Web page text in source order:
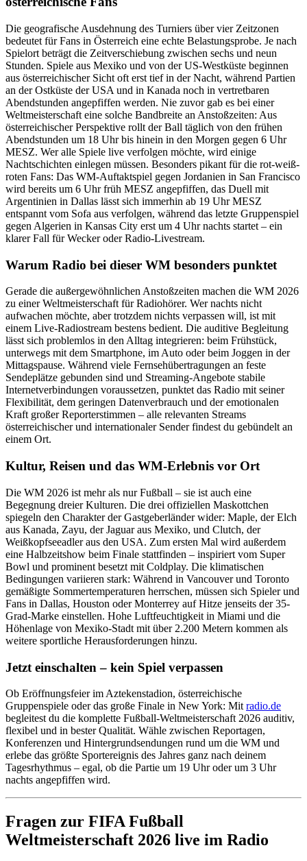
Die geografische Ausdehnung des Turniers über vier Zeitzonen
bedeutet für Fans in Österreich eine echte Belastungsprobe. Je nach
Spielort beträgt die Zeitverschiebung zwischen sechs und neun
Stunden. Spiele aus Mexiko und von der US-Westküste beginnen
aus österreichischer Sicht oft erst tief in der Nacht, während Partien
an der Ostküste der USA und in Kanada noch in vertretbaren
Abendstunden angepfiffen werden. Nie zuvor gab es bei einer
Weltmeisterschaft eine solche Bandbreite an Anstoßzeiten: Aus
österreichischer Perspektive rollt der Ball täglich von den frühen
Abendstunden um 18 Uhr bis hinein in den Morgen gegen 6 Uhr
MESZ. Wer alle Spiele live verfolgen möchte, wird einige
Nachtschichten einlegen müssen. Besonders pikant für die rot-weiß-
roten Fans: Das WM-Auftaktspiel gegen Jordanien in San Francisco
wird bereits um 6 Uhr früh MESZ angepfiffen, das Duell mit
Argentinien in Dallas lässt sich immerhin ab 19 Uhr MESZ
entspannt vom Sofa aus verfolgen, während das letzte Gruppenspiel
gegen Algerien in Kansas City erst um 4 Uhr nachts startet – ein
klarer Fall für Wecker oder Radio-Livestream.
Warum Radio bei dieser WM besonders punktet
Gerade die außergewöhnlichen Anstoßzeiten machen die WM 2026
zu einer Weltmeisterschaft für Radiohörer. Wer nachts nicht
aufwachen möchte, aber trotzdem nichts verpassen will, ist mit
einem Live-Radiostream bestens bedient. Die auditive Begleitung
lässt sich problemlos in den Alltag integrieren: beim Frühstück,
unterwegs mit dem Smartphone, im Auto oder beim Joggen in der
Mittagspause. Während viele Fernsehübertragungen an feste
Sendeplätze gebunden sind und Streaming-Angebote stabile
Internetverbindungen voraussetzen, punktet das Radio mit seiner
Flexibilität, dem geringen Datenverbrauch und der emotionalen
Kraft großer Reporterstimmen – alle relevanten Streams
österreichischer und internationaler Sender findest du gebündelt an
einem Ort.
Kultur, Reisen und das WM-Erlebnis vor Ort
Die WM 2026 ist mehr als nur Fußball – sie ist auch eine
Begegnung dreier Kulturen. Die drei offiziellen Maskottchen
spiegeln den Charakter der Gastgeberländer wider: Maple, der Elch
aus Kanada, Zayu, der Jaguar aus Mexiko, und Clutch, der
Weißkopfseeadler aus den USA. Zum ersten Mal wird außerdem
eine Halbzeitshow beim Finale stattfinden – inspiriert vom Super
Bowl und prominent besetzt mit Coldplay. Die klimatischen
Bedingungen variieren stark: Während in Vancouver und Toronto
gemäßigte Sommertemperaturen herrschen, müssen sich Spieler und
Fans in Dallas, Houston oder Monterrey auf Hitze jenseits der 35-
Grad-Marke einstellen. Hohe Luftfeuchtigkeit in Miami und die
Höhenlage von Mexiko-Stadt mit über 2.200 Metern kommen als
weitere sportliche Herausforderungen hinzu.
Jetzt einschalten – kein Spiel verpassen
Ob Eröffnungsfeier im Aztekenstadion, österreichische
Gruppenspiele oder das große Finale in New York: Mit radio.de
begleitest du die komplette Fußball-Weltmeisterschaft 2026 auditiv,
flexibel und in bester Qualität. Wähle zwischen Reportagen,
Konferenzen und Hintergrundsendungen rund um die WM und
erlebe das größte Sportereignis des Jahres ganz nach deinem
Tagesrhythmus – egal, ob die Partie um 19 Uhr oder um 3 Uhr
nachts angepfiffen wird.
Fragen zur FIFA Fußball
Weltmeisterschaft 2026 live im Radio